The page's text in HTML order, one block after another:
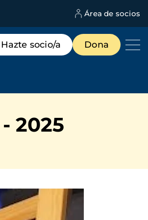
Área de socios
Hazte socio/a Dona
2025